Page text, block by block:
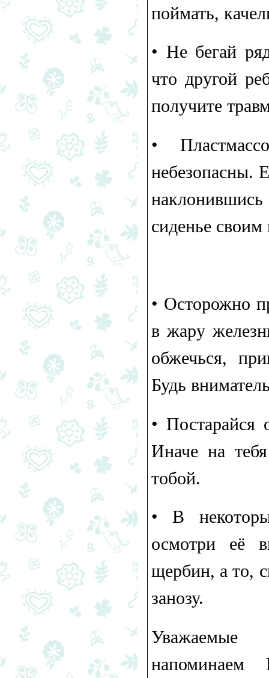
поймать,
•​ Не бегай
что другой
получите
•​
небезопасны.
сиденье своим
•​ Осторожно
в жару
обжечься,
Будь
•​ Постарайся
Иначе на
тобой.
•​ В
осмотри её
щербин, а то,
занозу.
Уважаемые
напоминаем